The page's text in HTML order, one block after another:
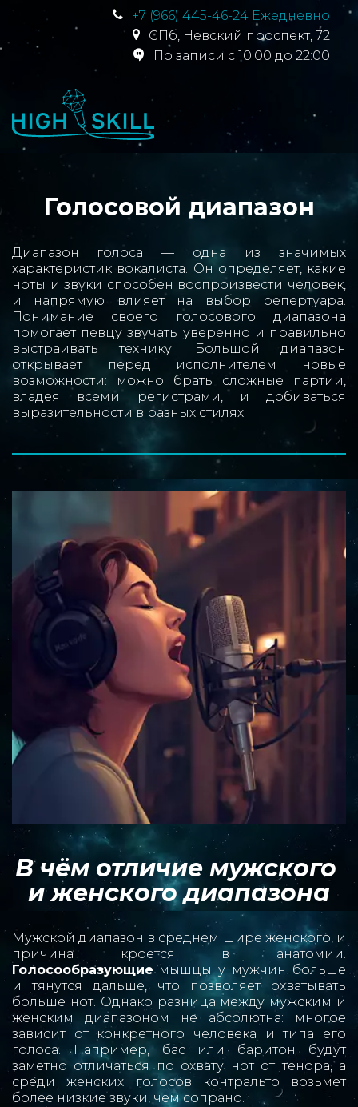
+7 (966) 445-46-24 Ежедневно
СПб, Невский проспект, 72
По записи с 10:00 до 22:00
Голосовой диапазон
Диапазон голоса — одна из значимых
характеристик вокалиста. Он определяет, какие
ноты и звуки способен воспроизвести человек,
и напрямую влияет на выбор репертуара.
Понимание своего голосового диапазона
помогает певцу звучать уверенно и правильно
выстраивать технику. Большой диапазон
открывает перед исполнителем новые
возможности: можно брать сложные партии,
владея всеми регистрами, и добиваться
выразительности в разных стилях.
В чём отличие мужского
и женского диапазона
Мужской диапазон в среднем шире женского, и
причина кроется в анатомии.
Голосообразующиемышцы у мужчин больше
и тянутся дальше, что позволяет охватывать
больше нот. Однако разница между мужским и
женским диапазоном не абсолютна: многое
зависит от конкретного человека и типа его
голоса. Например, бас или баритон будут
заметно отличаться по охвату нот от тенора, а
среди женских голосов контральто возьмёт
более низкие звуки, чем сопрано.